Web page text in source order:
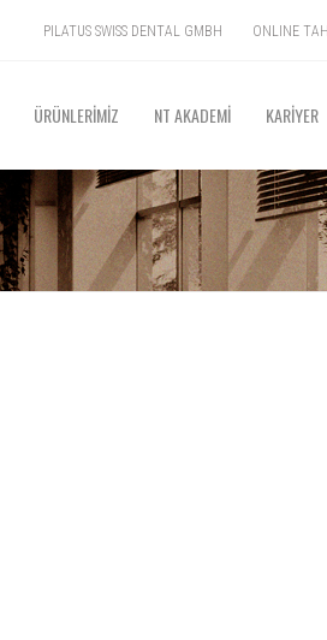
ONLINE
PILATUS SWISS DENTAL GMBH
ÜRÜNLERİMİZ NT AKADEMİ KARİYER